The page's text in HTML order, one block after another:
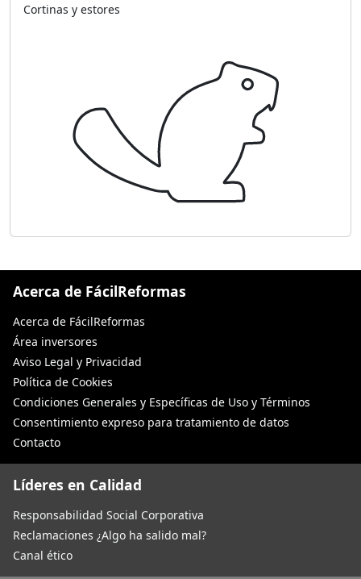
Cortinas y estores
Acerca de FácilReformas
Acerca de FácilReformas
Área inversores
Aviso Legal y Privacidad
Política de Cookies
Condiciones Generales y Específicas de Uso y Términos
Consentimiento expreso para tratamiento de datos
Contacto
Líderes en Calidad
Responsabilidad Social Corporativa
Reclamaciones ¿Algo ha salido mal?
Canal ético